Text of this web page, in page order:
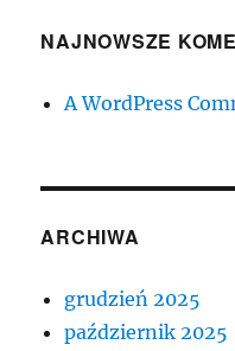
NAJNOWSZE
A WordPress
ARCHIWA
grudzień 2025
październik 2025